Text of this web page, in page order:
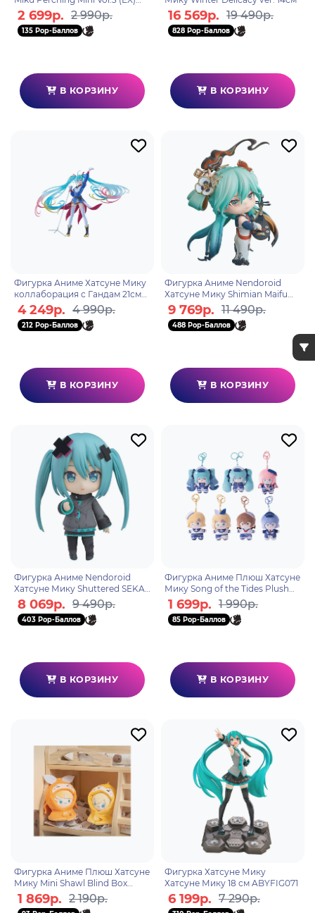
Figure 1шт. 5см. 4582733456126
2 699р. 2 990р.
135 Pop-Баллов
В КОРЗИНУ
16 569р. 19 490р.
828 Pop-Баллов
В КОРЗИНУ
Фигурка Аниме Хатсуне Мику
коллаборация с Гандам 21см
BP30087P
4 249р. 4 990р.
212 Pop-Баллов
В КОРЗИНУ
Фигурка Аниме Nendoroid
Хатсуне Мику Shimian Maifu
Ver. 10см
9 769р. 11 490р.
488 Pop-Баллов
В КОРЗИНУ
Фигурка Аниме Nendoroid
Хатсуне Мику Shuttered SEKAI
Ver. 10см
8 069р. 9 490р.
403 Pop-Баллов
В КОРЗИНУ
Фигурка Аниме Плюш Хатсуне
Мику Song of the Tides Plush
Nunu Doll Pendant Blind Box 1
шт 11 см
1 699р. 1 990р.
85 Pop-Баллов
В КОРЗИНУ
Фигурка Аниме Плюш Хатсуне
Мику Mini Shawl Blind Box
Series 1 шт 13 см
1 869р. 2 190р.
Фигурка Хатсуне Мику
Хатсуне Мику 18 см ABYFIG071
6 199р. 7 290р.